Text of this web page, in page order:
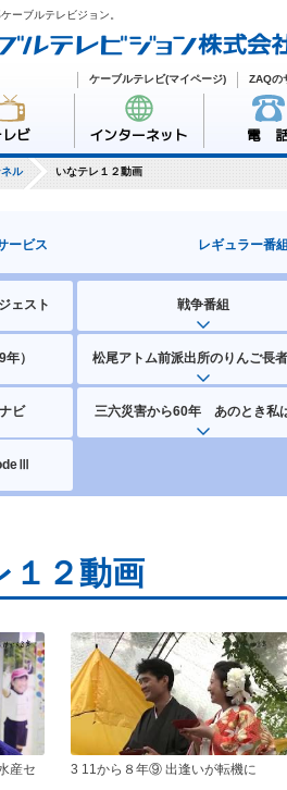
ーブルテレビジョン。
ビ インターネット 電
ZAQの
ケーブルテレビ(マイページ)
ル いなテレ１２動画
ービス レギュラー番
ェスト 戦争番組
） 松尾アトム前派出所のりんご長
ビ 三六災害から60年 あのとき私
１２動画
産セ
3 11から８年⑨ 出逢いが転機に